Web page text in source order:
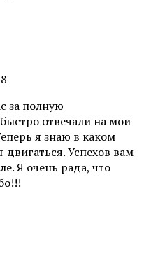
за полную
отвечали на мои
я знаю в каком
Успехов вам
Я очень рада, что